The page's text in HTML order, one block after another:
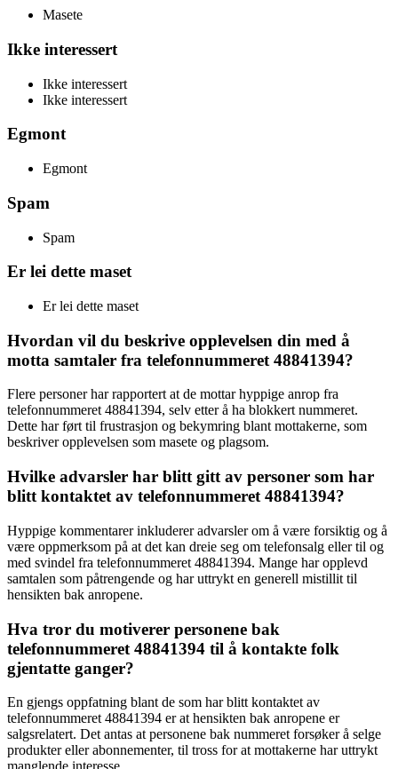
Masete
Ikke interessert
Ikke interessert
Ikke interessert
Egmont
Egmont
Spam
Spam
Er lei dette maset
Er lei dette maset
Hvordan vil du beskrive opplevelsen din med å
motta samtaler fra telefonnummeret 48841394?
Flere personer har rapportert at de mottar hyppige anrop fra
telefonnummeret 48841394, selv etter å ha blokkert nummeret.
Dette har ført til frustrasjon og bekymring blant mottakerne, som
beskriver opplevelsen som masete og plagsom.
Hvilke advarsler har blitt gitt av personer som har
blitt kontaktet av telefonnummeret 48841394?
Hyppige kommentarer inkluderer advarsler om å være forsiktig og å
være oppmerksom på at det kan dreie seg om telefonsalg eller til og
med svindel fra telefonnummeret 48841394. Mange har opplevd
samtalen som påtrengende og har uttrykt en generell mistillit til
hensikten bak anropene.
Hva tror du motiverer personene bak
telefonnummeret 48841394 til å kontakte folk
gjentatte ganger?
En gjengs oppfatning blant de som har blitt kontaktet av
telefonnummeret 48841394 er at hensikten bak anropene er
salgsrelatert. Det antas at personene bak nummeret forsøker å selge
produkter eller abonnementer, til tross for at mottakerne har uttrykt